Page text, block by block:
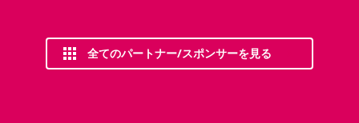
全てのパートナー/スポンサーを見る